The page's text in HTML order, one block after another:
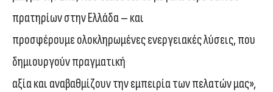
πρατηρίων στην Ελλάδα – και
προσφέρουμε ολοκληρωμένες ενεργειακές λύσεις, που
δημιουργούν πραγματική
αξία και αναβαθμίζουν την εμπειρία των πελατών μας»,